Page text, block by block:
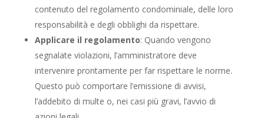
contenuto del regolamento condominiale, delle loro
responsabilità e degli obblighi da rispettare.
Applicare il regolamento: Quando vengono
segnalate violazioni, l’amministratore deve
intervenire prontamente per far rispettare le norme.
Questo può comportare l’emissione di avvisi,
l’addebito di multe o, nei casi più gravi, l’avvio di